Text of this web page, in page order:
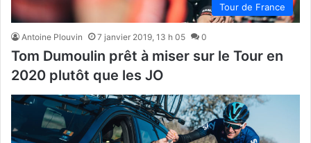
Tour de France
Antoine Plouvin 7 janvier 2019, 13 h 05 0
Tom Dumoulin prêt à miser sur le Tour en
2020 plutôt que les JO